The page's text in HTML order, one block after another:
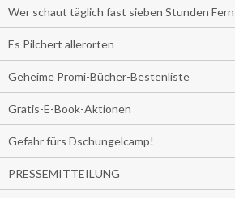
Wer schaut täglich fast sieben Stunden
Es Pilchert allerorten
Geheime Promi-Bücher-Bestenliste
Gratis-E-Book-Aktionen
Gefahr fürs Dschungelcamp!
PRESSEMITTEILUNG